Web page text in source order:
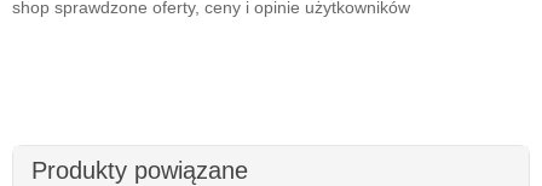
shop sprawdzone oferty, ceny i opinie użytkowników
Produkty powiązane